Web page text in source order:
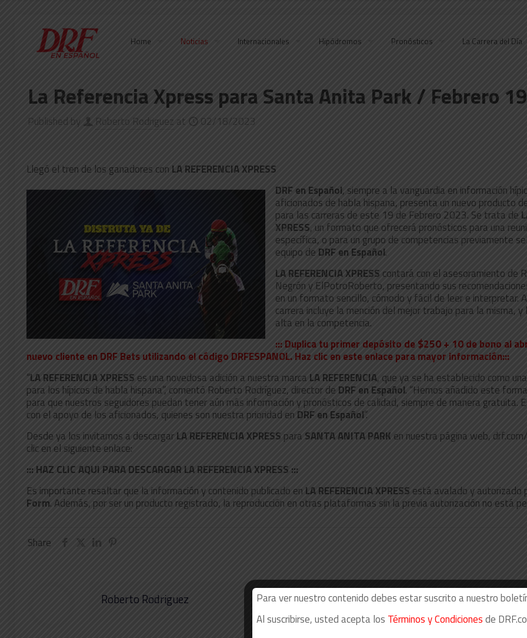
Home Noticias Internacionales Hipódromos Pronósticos La Carrera del Día
La Referencia Xpress para Santa Anita Park / Febrero 19
Published by Roberto Rodriguez at 02/18/2023
Llegó el tren de los ganadores con LA REFERENCIA XPRESS
DRF en Español, siempre a la vanguardia en información
aficionados de habla hispana, presenta un nuevo producto
para las carreras de este 19 de Febrero 2023. Se trata de
XPRESS, un formato que ofrecerá pronósticos para una
específica, o para un grupo de competencias previamente
equipo de DRF en Español.
LA REFERENCIA XPRESS contará con el asesoramiento de
Negrón y ElPotroRoberto, presentando sus
en un formato sencillo, cómodo y fácil de leer e interpretar.
carrera incluye la mención del mejor trabajo para la misma,
alta en la competencia.
::: Duplica tu primer depósito de $250 + 10 de bono al
nuevo cliente en DRF Bets utilizando el código DRFESPANOL. Haz clic en este enlace para mayor información:::
“LA REFERENCIA XPRESS es una novedosa adición a nuestra marca LA REFERENCIA, que ya se ha establecido como
para los hípicos de habla hispana”, comentó Roberto Rodríguez, director de DRF en Español. “Hemos añadido este
para que nuestros seguidores puedan tener aún más información y pronósticos de calidad, siempre de manera gratuita.
con el apoyo de los aficionados, quienes son nuestra prioridad en DRF en Español”.
Desde ya los invitamos a descargarLA REFERENCIA XPRESS para SANTA ANITA PARK en nuestra página web,
clic en el siguiente enlace:
::: HAZ CLIC AQUI PARA DESCARGAR LA REFERENCIA XPRESS :::
Es importante resaltar que la información y contenido publicado en LA REFERENCIA XPRESS está avalado y autorizado
Form. Además, por ser un producto registrado, la reproducción en otras plataformas sin la previa autorización no está
Share
Roberto Rodriguez
Para ver nuestro contenido debes estar suscrito a nuestro
Al suscribirse, usted acepta los Términos y Condicionesde